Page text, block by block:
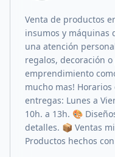
Venta de productos
insumos y máquinas
una atención
regalos, decoración
emprendimiento
mucho mas!
entregas: Lunes a
10h. a 13h. 🎨
detalles. 📦 Ventas
Productos hechos